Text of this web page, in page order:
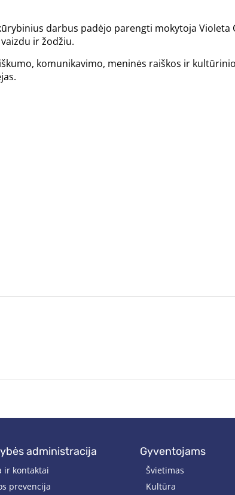
darbus padėjo parengti mokytoja Violeta
ir žodžiu.
komunikavimo, meninės raiškos ir
administracija
ir kontaktai
prevencija
gyventojams
Švietimas
Kultūra